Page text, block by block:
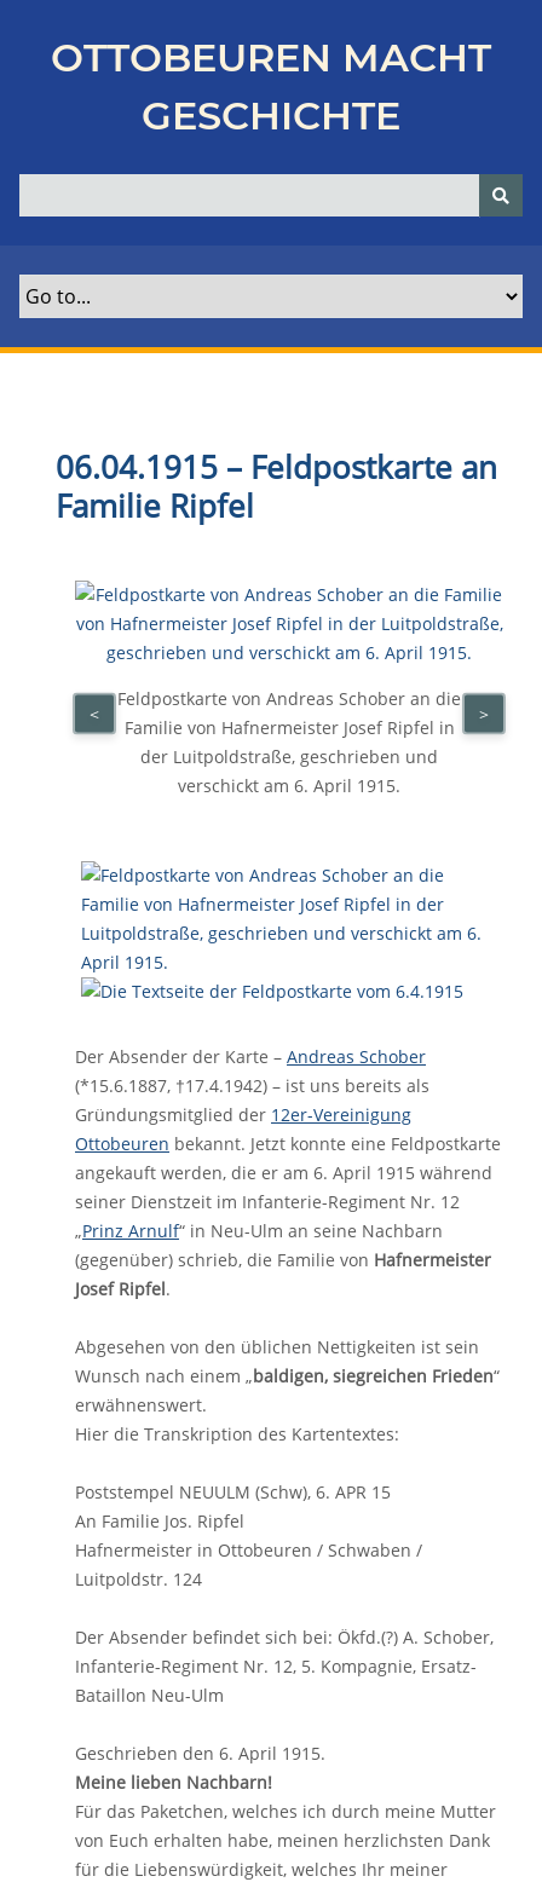
p
OTTOBEUREN MACHT
GESCHICHTE
06.04.1915 – Feldpostkarte an
Familie Ripfel
Feldpostkarte von Andreas Schober an die
Familie von Hafnermeister Josef Ripfel in
der Luitpoldstraße, geschrieben und
verschickt am 6. April 1915.
< >
Der Absender der Karte – Andreas Schober
(*15.6.1887, †17.4.1942) – ist uns bereits als
Gründungsmitglied der 12er-Vereinigung
Ottobeuren bekannt. Jetzt konnte eine Feldpostkarte
angekauft werden, die er am 6. April 1915 während
seiner Dienstzeit im Infanterie-Regiment Nr. 12
„Prinz Arnulf“ in Neu-Ulm an seine Nachbarn
(gegenüber) schrieb, die Familie von Hafnermeister
Josef Ripfel.
Abgesehen von den üblichen Nettigkeiten ist sein
Wunsch nach einem „baldigen, siegreichen Frieden“
erwähnenswert.
Hier die Transkription des Kartentextes:
Poststempel NEUULM (Schw), 6. APR 15
An Familie Jos. Ripfel
Hafnermeister in Ottobeuren / Schwaben /
Luitpoldstr. 124
Der Absender befindet sich bei: Ökfd.(?) A. Schober,
Infanterie-Regiment Nr. 12, 5. Kompagnie, Ersatz-
Bataillon Neu-Ulm
Geschrieben den 6. April 1915.
Meine lieben Nachbarn!
Für das Paketchen, welches ich durch meine Mutter
von Euch erhalten habe, meinen herzlichsten Dank
für die Liebenswürdigkeit, welches Ihr meiner